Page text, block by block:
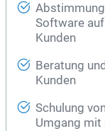
Software
Kunden
Beratung
Kunden
Schulung
Umgang mit